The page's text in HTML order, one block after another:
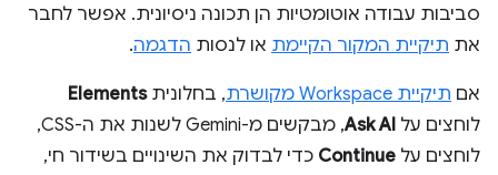
סביבות עבודה אוטומטיות הן תכונה ניסיונית. אפשר לחבר
את תיקיית המקור הקיימת או לנסות הדגמה.
אם תיקיית Workspace מקושרת , בחלוניתElements
לוחצים על Ask AI
, מבקשים מ-Gemini לשנות את ה-CSS,
לוחצים על Continue כדי לבדוק את השינויים בשידור חי,